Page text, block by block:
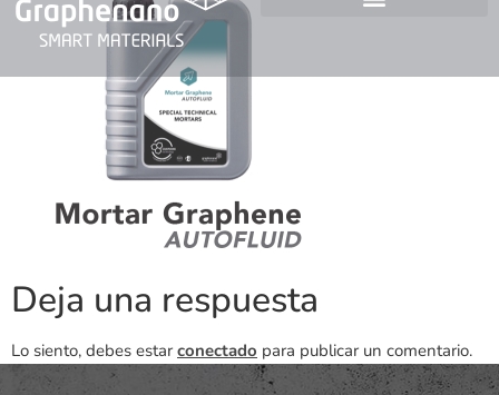
Deja una respuesta
Lo siento, debes estar conectado para publicar un comentario.